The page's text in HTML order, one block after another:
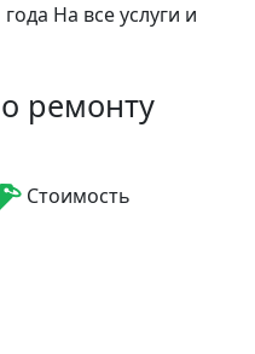
На все услуги и
ремонту
Стоимость